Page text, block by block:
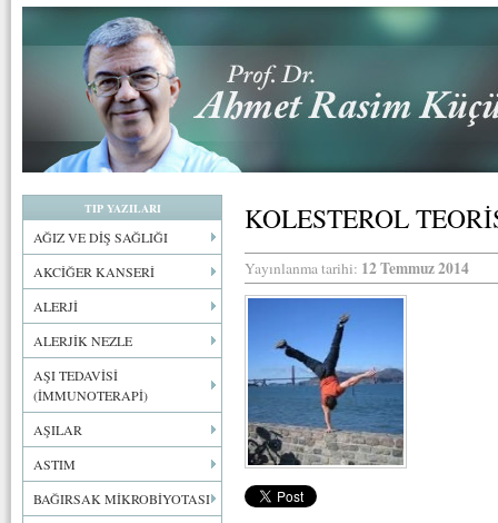
TIP YAZILARI
AĞIZ VE DİŞ SAĞLIĞI
AKCİĞER KANSERİ
ALERJİ
ALERJİK NEZLE
AŞI TEDAVİSİ
(İMMUNOTERAPİ)
AŞILAR
ASTIM
BAĞIRSAK MİKROBİYOTASI
KOLESTEROL
Yayınlanma tarihi: 12 Temmuz 2014